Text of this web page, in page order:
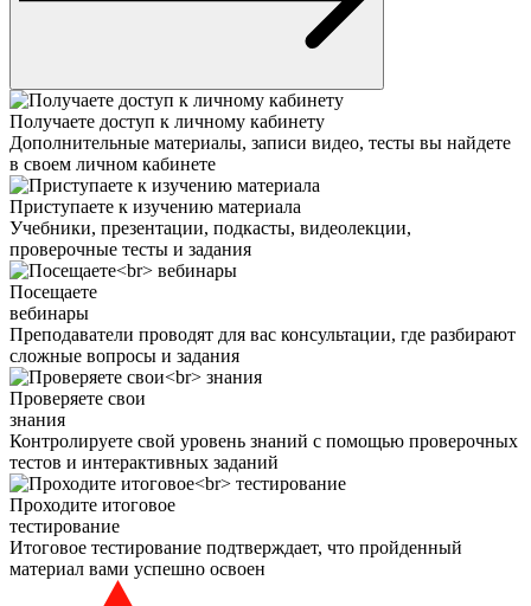
Получаете доступ к личному кабинету
Дополнительные материалы, записи видео, тесты вы найдете
в своем личном кабинете
Приступаете к изучению материала
Учебники, презентации, подкасты, видеолекции,
проверочные тесты и задания
Посещаете
вебинары
Преподаватели проводят для вас консультации, где разбирают
сложные вопросы и задания
Проверяете свои
знания
Контролируете свой уровень знаний с помощью проверочных
тестов и интерактивных заданий
Проходите итоговое
тестирование
Итоговое тестирование подтверждает, что пройденный
материал вами успешно освоен